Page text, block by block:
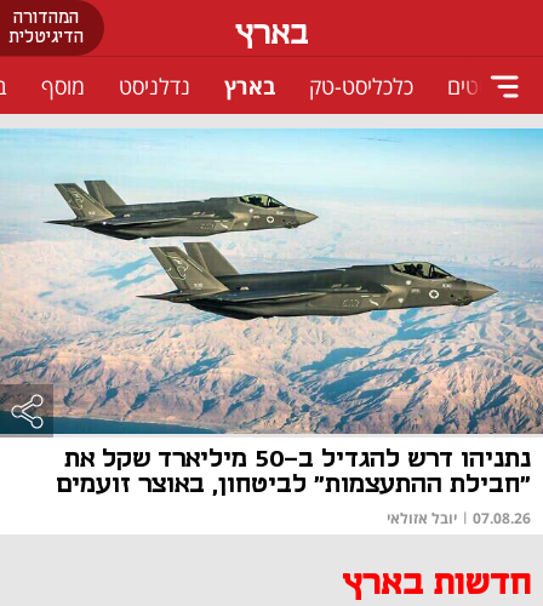
המהדורה
הדיגיטלית
בארץ
פודקאסטים כלכליסט-טק בארץ נדלניסט מוסף
נתניהו דרש להגדיל ב-50 מיליארד שקל את
"חבילת ההתעצמות" לביטחון, באוצר זועמים
07.08.26
| יובל אזולאי
חדשות בארץ